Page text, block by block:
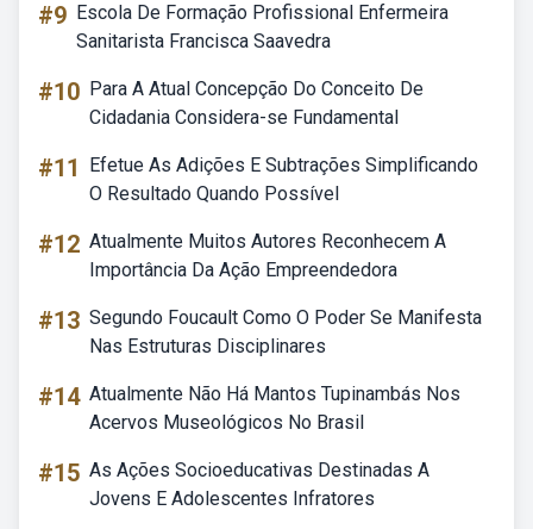
#9 Escola De Formação Profissional Enfermeira
Sanitarista Francisca Saavedra
#10 Para A Atual Concepção Do Conceito De
Cidadania Considera-se Fundamental
#11
Efetue As Adições E Subtrações Simplificando
O Resultado Quando Possível
#12 Atualmente Muitos Autores Reconhecem A
Importância Da Ação Empreendedora
#13 Segundo Foucault Como O Poder Se Manifesta
Nas Estruturas Disciplinares
#14 Atualmente Não Há Mantos Tupinambás Nos
Acervos Museológicos No Brasil
#15 As Ações Socioeducativas Destinadas A
Jovens E Adolescentes Infratores